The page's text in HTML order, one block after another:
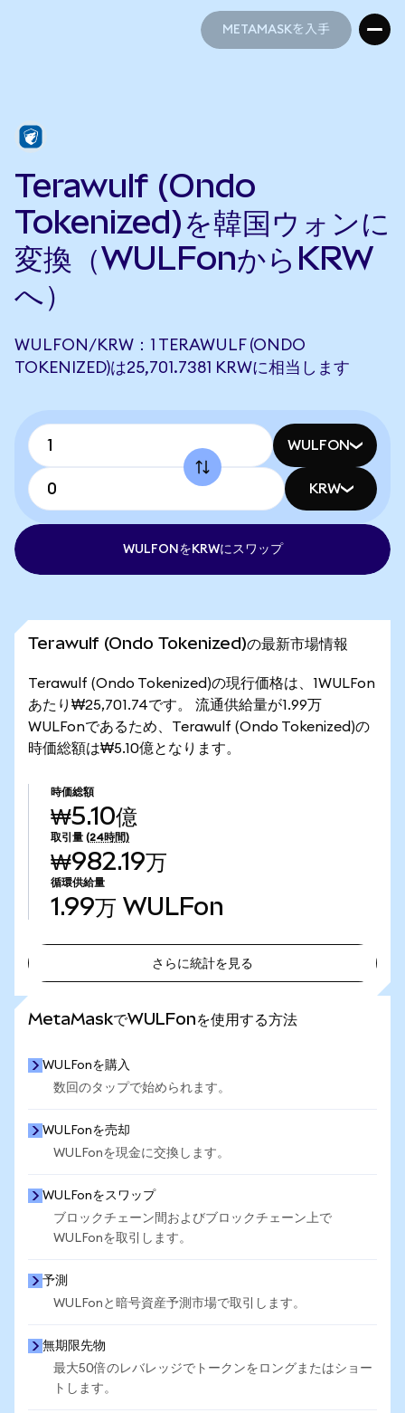
METAMASKを入手
Terawulf (Ondo
Tokenized)を韓国ウォンに
変換（WULFonからKRW
へ）
WULFON/KRW：1 TERAWULF (ONDO
TOKENIZED)は25,701.7381 KRWに相当します
WULFON
KRW
WULFONをKRWにスワップ
Terawulf (Ondo Tokenized)の最新市場情報
Terawulf (Ondo Tokenized)の現行価格は、1WULFon
あたり₩25,701.74です。 流通供給量が1.99万
WULFonであるため、Terawulf (Ondo Tokenized)の
時価総額は₩5.10億となります。
時価総額
₩5.10億
取引量 (24時間)
₩982.19万
循環供給量
1.99万 WULFon
さらに統計を見る
MetaMaskでWULFonを使用する方法
WULFonを購入
数回のタップで始められます。
WULFonを売却
WULFonを現金に交換します。
WULFonをスワップ
ブロックチェーン間およびブロックチェーン上で
WULFonを取引します。
予測
WULFonと暗号資産予測市場で取引します。
無期限先物
最大50倍のレバレッジでトークンをロングまたはショー
トします。